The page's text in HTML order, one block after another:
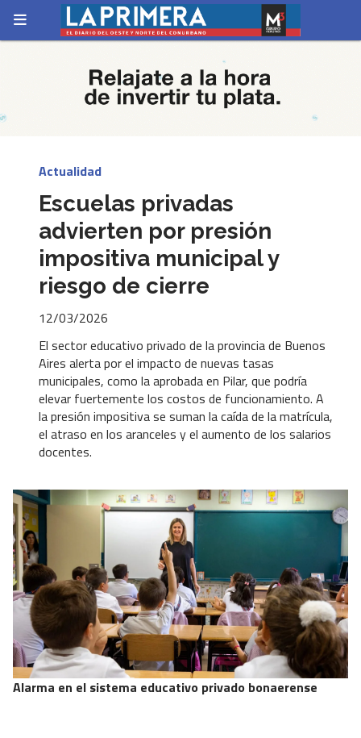
Escuelas privadas
advierten por presión
impositiva municipal y
riesgo de cierre
El sector educativo privado de la provincia de Buenos
Aires alerta por el impacto de nuevas tasas
municipales, como la aprobada en Pilar, que podría
elevar fuertemente los costos de funcionamiento. A
la presión impositiva se suman la caída de la matrícula,
el atraso en los aranceles y el aumento de los salarios
docentes.
Actualidad
12/03/2026
Alarma en el sistema educativo privado bonaerense